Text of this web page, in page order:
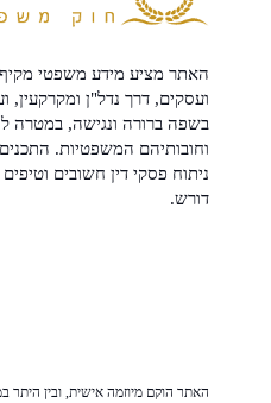
האתר מציע מידע משפטי מקיף
ועסקים, דרך נדל"ן ומקרקעין,
בשפה ברורה ונגישה, במטרה
וחובותיהם המשפטיות.
ניתוח פסקי דין חשובים
דורש.
האתר הוקם מיוזמה אישית, ובין היתר